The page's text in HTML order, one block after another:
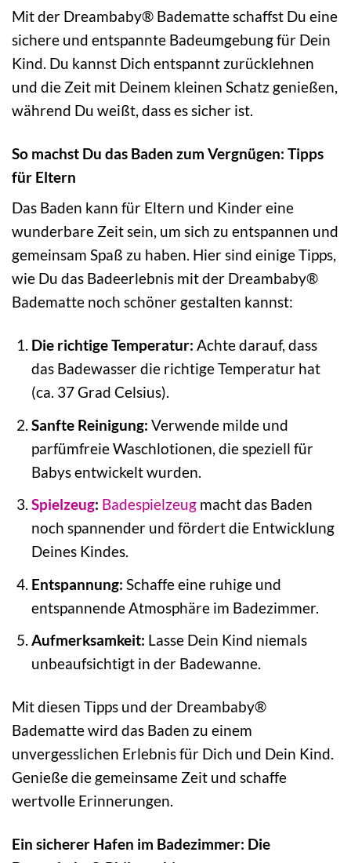
Mit der Dreambaby® Badematte schaffst Du eine
sichere und entspannte Badeumgebung für Dein
Kind. Du kannst Dich entspannt zurücklehnen
und die Zeit mit Deinem kleinen Schatz genießen,
während Du weißt, dass es sicher ist.
So machst Du das Baden zum Vergnügen: Tipps
für Eltern
Das Baden kann für Eltern und Kinder eine
wunderbare Zeit sein, um sich zu entspannen und
gemeinsam Spaß zu haben. Hier sind einige Tipps,
wie Du das Badeerlebnis mit der Dreambaby®
Badematte noch schöner gestalten kannst:
Die richtige Temperatur: Achte darauf, dass
das Badewasser die richtige Temperatur hat
(ca. 37 Grad Celsius).
Sanfte Reinigung: Verwende milde und
parfümfreie Waschlotionen, die speziell für
Babys entwickelt wurden.
Spielzeug: Badespielzeugmacht das Baden
noch spannender und fördert die Entwicklung
Deines Kindes.
Entspannung: Schaffe eine ruhige und
entspannende Atmosphäre im Badezimmer.
Aufmerksamkeit: Lasse Dein Kind niemals
unbeaufsichtigt in der Badewanne.
Mit diesen Tipps und der Dreambaby®
Badematte wird das Baden zu einem
unvergesslichen Erlebnis für Dich und Dein Kind.
Genieße die gemeinsame Zeit und schaffe
wertvolle Erinnerungen.
Ein sicherer Hafen im Badezimmer: Die